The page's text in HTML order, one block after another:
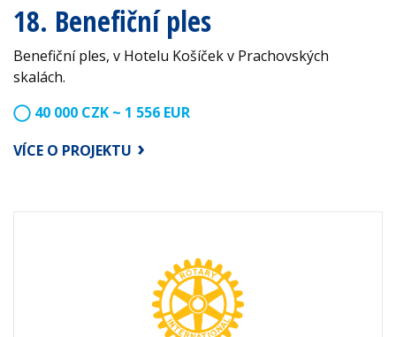
18. Benefiční ples
Benefiční ples, v Hotelu Košíček v Prachovských
skalách.
40 000 CZK ~ 1 556 EUR
VÍCE O PROJEKTU